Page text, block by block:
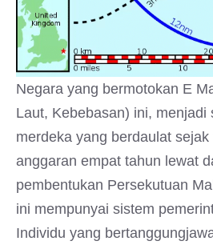
Negara yang bermotokan E
Laut, Kebebasan) ini, menjadi
merdeka yang berdaulat
anggaran empat tahun lewat
pembentukan Persekutuan
ini mempunyai sistem
Individu yang